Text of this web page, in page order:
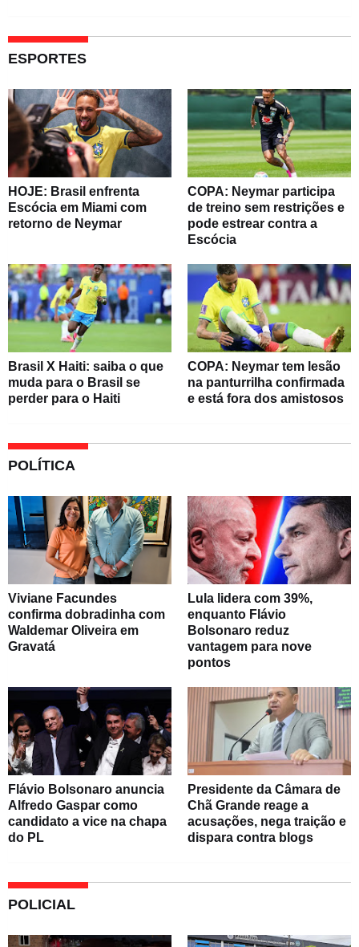
ESPORTES
HOJE: Brasil enfrenta
Escócia em Miami com
retorno de Neymar
COPA: Neymar participa
de treino sem restrições e
pode estrear contra a
Escócia
Brasil X Haiti: saiba o que
muda para o Brasil se
perder para o Haiti
COPA: Neymar tem lesão
na panturrilha confirmada
e está fora dos amistosos
POLÍTICA
Viviane Facundes
confirma dobradinha com
Waldemar Oliveira em
Gravatá
Lula lidera com 39%,
enquanto Flávio
Bolsonaro reduz
vantagem para nove
pontos
Flávio Bolsonaro anuncia
Alfredo Gaspar como
candidato a vice na chapa
do PL
Presidente da Câmara de
Chã Grande reage a
acusações, nega traição e
dispara contra blogs
POLICIAL